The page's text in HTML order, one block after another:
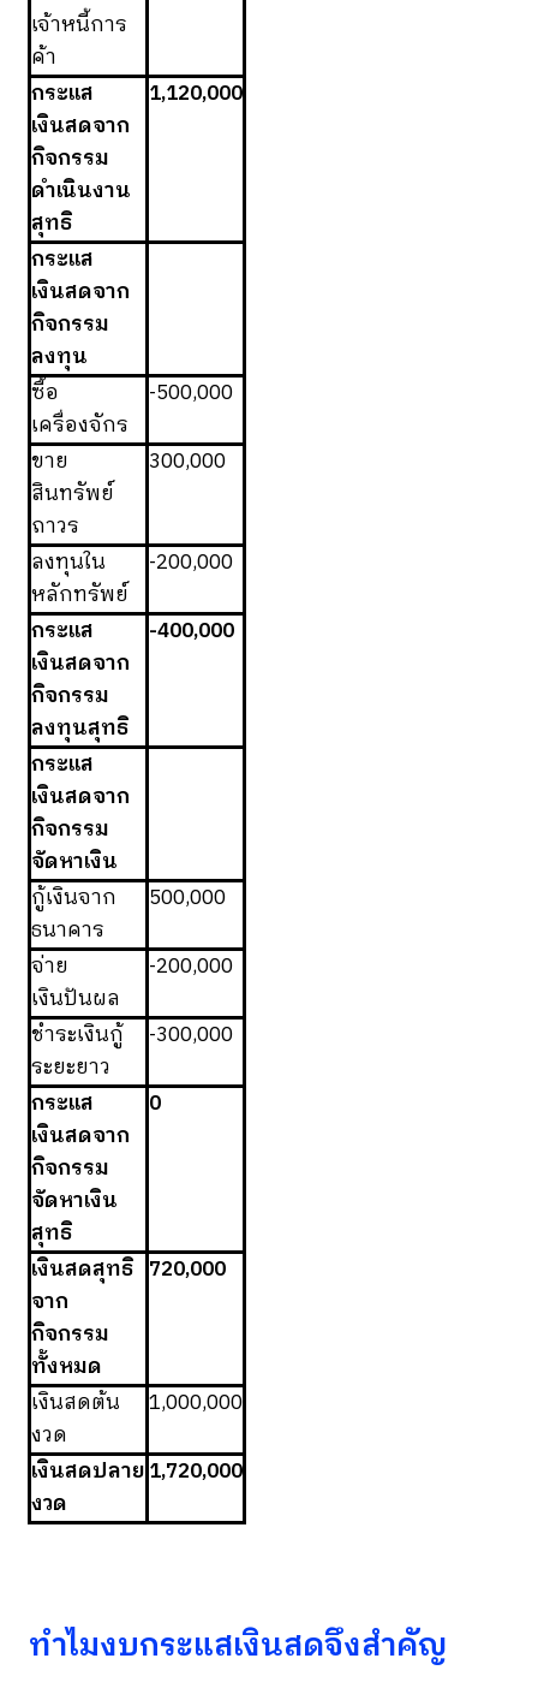
เจ้าหนี้การ
ค้า
กระแส
เงินสดจาก
กิจกรรม
ดำเนินงาน
สุทธิ
1,120,000
กระแส
เงินสดจาก
กิจกรรม
ลงทุน
ซื้อ
เครื่องจักร
-500,000
ขาย
สินทรัพย์
ถาวร
300,000
ลงทุนใน
หลักทรัพย์
-200,000
กระแส
เงินสดจาก
กิจกรรม
ลงทุนสุทธิ
-400,000
กระแส
เงินสดจาก
กิจกรรม
จัดหาเงิน
กู้เงินจาก
ธนาคาร
500,000
จ่าย
เงินปันผล
-200,000
ชำระเงินกู้
ระยะยาว
-300,000
กระแส
เงินสดจาก
กิจกรรม
จัดหาเงิน
สุทธิ
0
เงินสดสุทธิ
จาก
กิจกรรม
ทั้งหมด
720,000
เงินสดต้น
งวด
1,000,000
เงินสดปลาย
งวด
1,720,000
ทำไมงบกระแสเงินสดจึงสำคัญ